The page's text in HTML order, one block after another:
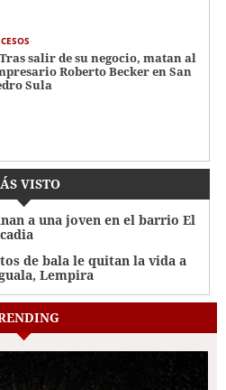
Tras salir de su negocio, matan al
Roberto Becker en San
Sula
VISTO
a una joven en el barrio El
de bala le quitan la vida a
Lempira